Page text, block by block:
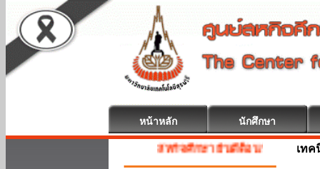
หน้าหลัก นักศึกษา
สหกิจศึกษา ยินดีต้อนรับ เทค